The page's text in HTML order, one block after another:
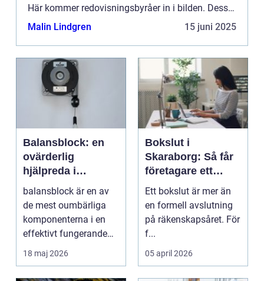
Här kommer redovisningsbyråer in i bilden. Dessa
specialiserade tj&a...
Malin Lindgren 15 juni 2025
Balansblock: en
ovärderlig
hjälpreda i
verkstadsmiljöer
balansblock är en av
de mest oumbärliga
komponenterna i en
effektivt fungerande
verkstad. De underlä...
18 maj 2026
Bokslut i
Skaraborg: Så får
företagare ett
tryggt avslut på
året
Ett bokslut är mer än
en formell avslutning
på räkenskapsåret. För
f...
05 april 2026